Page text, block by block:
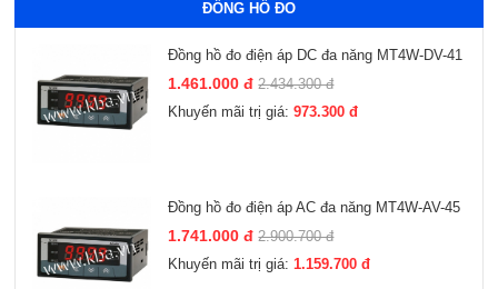
ĐỒNG HỒ ĐO
Đồng hồ đo điện áp DC đa năng MT4W-DV-41
1.461.000 đ 2.434.300 đ
Khuyến mãi trị giá:973.300 đ
Đồng hồ đo điện áp AC đa năng MT4W-AV-45
1.741.000 đ 2.900.700 đ
Khuyến mãi trị giá: 1.159.700 đ